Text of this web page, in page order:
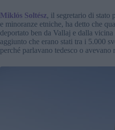
Miklós Soltész, il segretario di stato
e minoranze etniche, ha detto che
deportato ben da Vallaj e dalla
aggiunto che erano stati tra i 5.000
perché parlavano tedesco o avevano